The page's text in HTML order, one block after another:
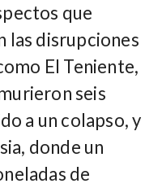
que
las disrupciones
El Teniente,
seis
a un colapso, y
donde un
de